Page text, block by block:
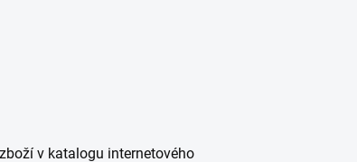
v katalogu internetového